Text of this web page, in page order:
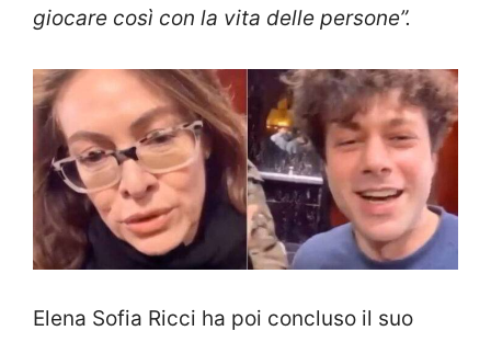
giocare così con la vita delle persone”.
Elena Sofia Ricci ha poi concluso il suo